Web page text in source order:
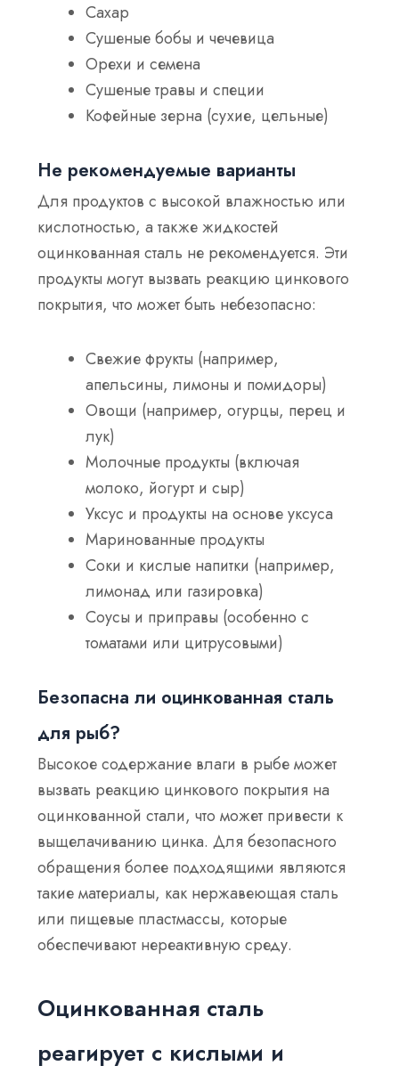
Сахар
Сушеные бобы и чечевица
Орехи и семена
Сушеные травы и специи
Кофейные зерна (сухие, цельные)
Не рекомендуемые варианты
Для продуктов с высокой влажностью или
кислотностью, а также жидкостей
оцинкованная сталь не рекомендуется. Эти
продукты могут вызвать реакцию цинкового
покрытия, что может быть небезопасно:
Свежие фрукты (например,
апельсины, лимоны и помидоры)
Овощи (например, огурцы, перец и
лук)
Молочные продукты (включая
молоко, йогурт и сыр)
Уксус и продукты на основе уксуса
Маринованные продукты
Соки и кислые напитки (например,
лимонад или газировка)
Соусы и приправы (особенно с
томатами или цитрусовыми)
Безопасна ли оцинкованная сталь
для рыб?
Высокое содержание влаги в рыбе может
вызвать реакцию цинкового покрытия на
оцинкованной стали, что может привести к
выщелачиванию цинка. Для безопасного
обращения более подходящими являются
такие материалы, как нержавеющая сталь
или пищевые пластмассы, которые
обеспечивают нереактивную среду.
Оцинкованная сталь
реагирует с кислыми и